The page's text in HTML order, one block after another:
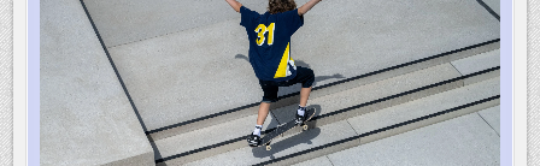
ALS
ZEHN
JAHRE
LEBENSZEIT
GEWINNEN